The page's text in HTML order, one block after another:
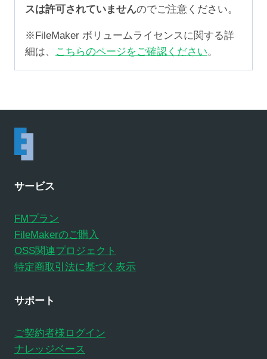
スは許可されていませんのでご注意ください。
※FileMaker ボリュームライセンスに関する詳
細は、
こちらのページをご確認ください。
サービス
FMプラン
FileMakerのご購入
OSS関連プロジェクト
特定商取引法に基づく表示
サポート
ご契約者様ログイン
ナレッジベース